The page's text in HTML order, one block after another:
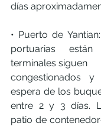
días
• Puerto de
portuarias
terminales siguen
congestionados
espera de los
entre 2 y 3 días.
patio de